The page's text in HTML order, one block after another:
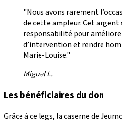
"Nous avons rarement
de cette ampleur. Cet argent
responsabilité pour
d’intervention et rendre
Marie-Louise."
Miguel L.
Les bénéficiaires du don
Grâce à ce legs, la caserne de